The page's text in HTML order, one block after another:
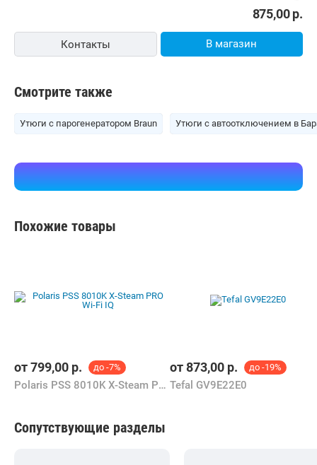
875,00р.
Контакты В магазин
Смотрите также
Утюги с парогенератором Braun Утюги с автоотключением в
Похожие товары
от799,00 р. до -7%
Polaris PSS 8010K X-Steam PRO Wi-Fi IQ
от873,00 р. до -19%
Tefal GV9E22E0
Сопутствующие разделы